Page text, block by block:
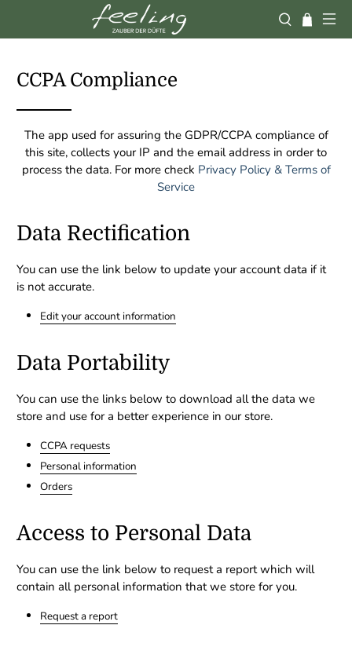
CCPA Compliance
The app used for assuring the GDPR/CCPA compliance of
this site, collects your IP and the email address in order to
process the data. For more check Privacy Policy & Terms of
Service
Data Rectification
You can use the link below to update your account data if it
is not accurate.
Edit your account information
Data Portability
You can use the links below to download all the data we
store and use for a better experience in our store.
CCPA requests
Personal information
Orders
Access to Personal Data
You can use the link below to request a report which will
contain all personal information that we store for you.
Request a report